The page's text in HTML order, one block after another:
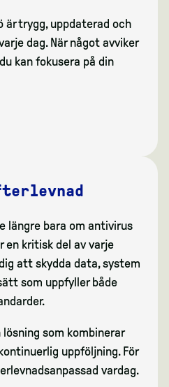
är trygg, uppdaterad och
dag. När något avviker
kan fokusera på din
längre bara om antivirus
en kritisk del av varje
att skydda data, system
som uppfyller både
lösning som kombinerar
uppföljning. För
vardag.